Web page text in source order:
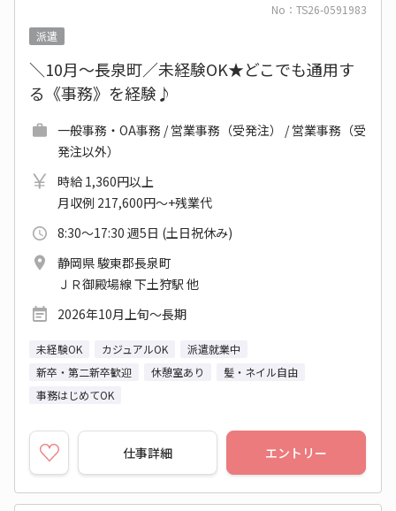
No：TS26-0591983
派遣
＼10月～長泉町／未経験OK★どこでも通用す
る《事務》を経験♪
一般事務・OA事務 / 営業事務（受発注） / 営業事務（受
発注以外）
時給 1,360円以上
月収例 217,600円～+残業代
8:30～17:30 週5日 (土日祝休み)
静岡県 駿東郡長泉町
ＪＲ御殿場線 下土狩駅 他
2026年10月上旬～長期
未経験OK カジュアルOK
派遣就業中
新卒・第二新卒歓迎
休憩室あり
髪・ネイル自由
事務はじめてOK
仕事詳細 エントリー